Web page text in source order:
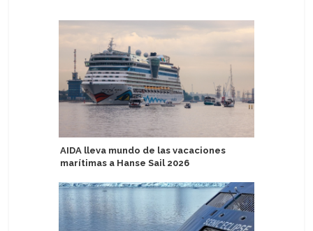
AIDA lleva mundo de las vacaciones
marítimas a Hanse Sail 2026